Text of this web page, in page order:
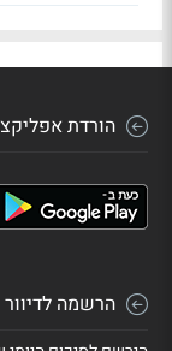
הורדת
הרשמה לדיוור